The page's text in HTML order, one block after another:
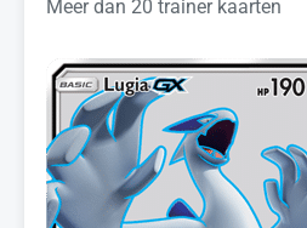
Meer dan 20 trainer kaarten